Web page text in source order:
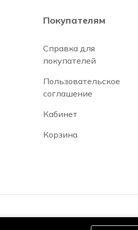
Покупателям
Справка для
покупателей
Пользовательское
соглашение
Кабинет
Корзина